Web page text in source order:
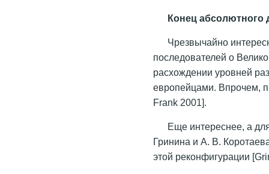
Конец абсолютного
Чрезвычайно
последователей о
расхождении уровней
европейцами. Впрочем,
Frank 2001].
Еще интереснее, а
Гринина и А. В.
этой реконфигурации